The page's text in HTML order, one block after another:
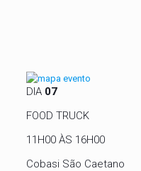
DIA 07
FOOD TRUCK
11H00 ÀS 16H00
Cobasi São Caetano